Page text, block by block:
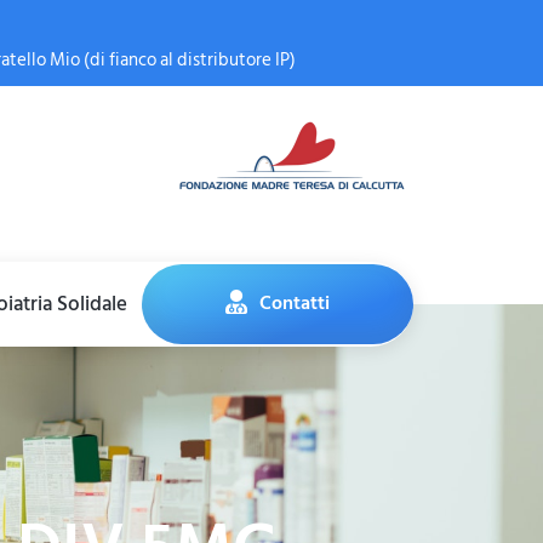
Mio (di fianco al distributore IP)
Solidale Contatti